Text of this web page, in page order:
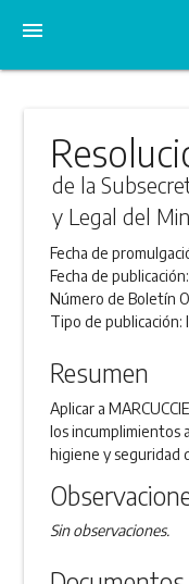
menu
de la
y Legal del
Fecha de
Fecha de publicación:
Número de Boletín
Tipo de publicación:
Resumen
Aplicar a
los incumplimientos
higiene y seguridad
Sin observaciones.